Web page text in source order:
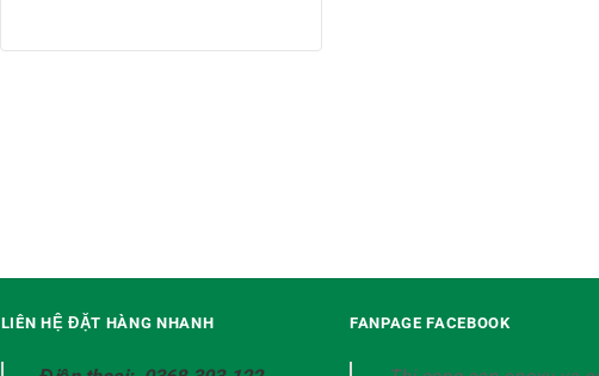
LIÊN HỆ ĐẶT HÀNG NHANH FANPAGE FACEBOOK